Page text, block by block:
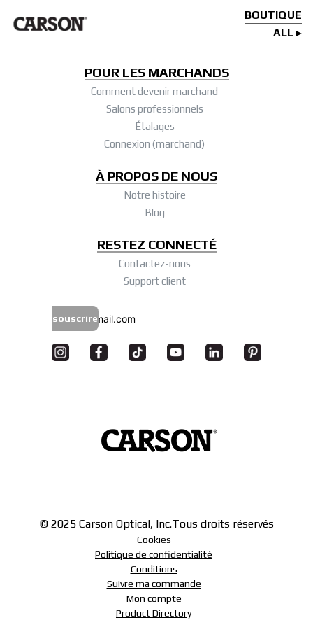
BOUTIQUE
ALL
POUR LES MARCHANDS
Comment devenir marchand
Salons professionnels
Étalages
Connexion (marchand)
À PROPOS DE NOUS
Notre histoire
Blog
RESTEZ CONNECTÉ
Contactez-nous
Support client
souscrire
© 2025 Carson Optical, Inc.Tous droits réservés
Cookies
Politique de confidentialité
Conditions
Suivre ma commande
Mon compte
Product Directory